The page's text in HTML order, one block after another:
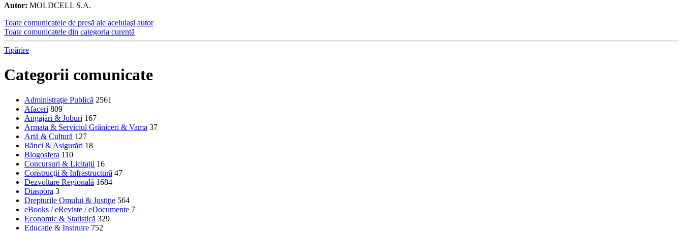
Autor: MOLDCELL S.A.
Toate comunicatele de presă ale aceluiaşi autor
Toate comunicatele din categoria curentă
Tipărire
Categorii comunicate
Administraţie Publică 2561
Afaceri 809
Angajări & Joburi 167
Armata & Serviciul Grăniceri & Vama 37
Artă & Cultură 127
Bănci & Asigurări 18
Blogosfera 110
Concursuri & Licitații 16
Construcţii & Infrastructură 47
Dezvoltare Regională 1684
Diaspora 3
Drepturile Omului & Justiţie 564
eBooks / eReviste / eDocumente 7
Economic & Statistică 329
Educaţie & Instruire 752